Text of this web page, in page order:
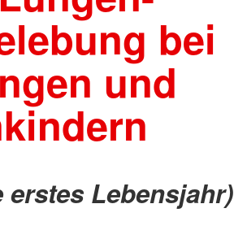
bei
und
Lebensjahr)